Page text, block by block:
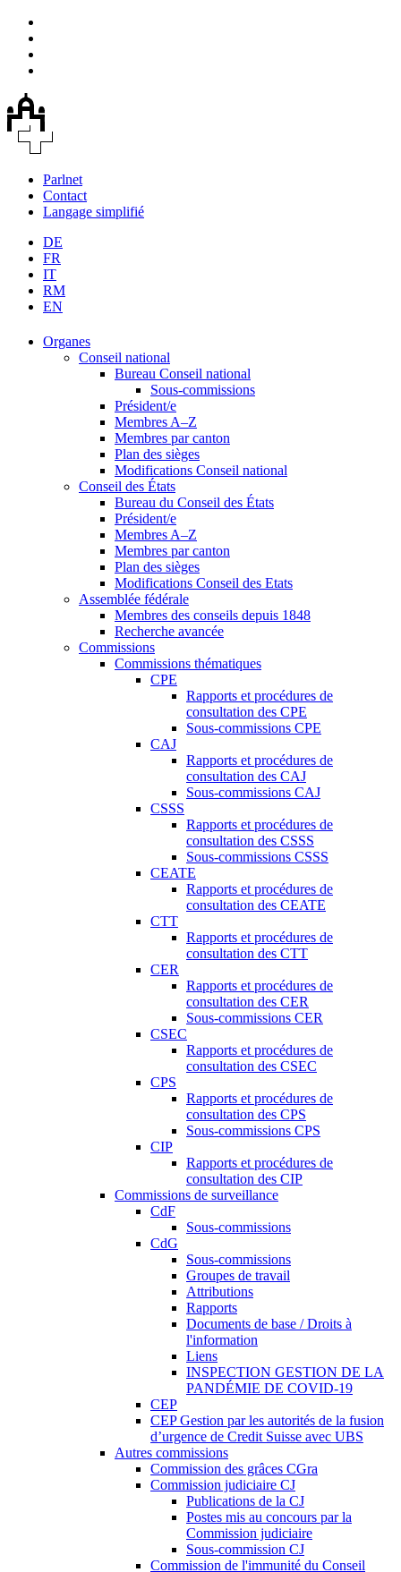
Parlnet
Contact
Langage simplifié
DE
FR
IT
RM
EN
Organes
Conseil national
Bureau Conseil national
Sous-commissions
Président/e
Membres A–Z
Membres par canton
Plan des sièges
Modifications Conseil national
Conseil des États
Bureau du Conseil des États
Président/e
Membres A–Z
Membres par canton
Plan des sièges
Modifications Conseil des Etats
Assemblée fédérale
Membres des conseils depuis 1848
Recherche avancée
Commissions
Commissions thématiques
CPE
Rapports et procédures de
consultation des CPE
Sous-commissions CPE
CAJ
Rapports et procédures de
consultation des CAJ
Sous-commissions CAJ
CSSS
Rapports et procédures de
consultation des CSSS
Sous-commissions CSSS
CEATE
Rapports et procédures de
consultation des CEATE
CTT
Rapports et procédures de
consultation des CTT
CER
Rapports et procédures de
consultation des CER
Sous-commissions CER
CSEC
Rapports et procédures de
consultation des CSEC
CPS
Rapports et procédures de
consultation des CPS
Sous-commissions CPS
CIP
Rapports et procédures de
consultation des CIP
Commissions de surveillance
CdF
Sous-commissions
CdG
Sous-commissions
Groupes de travail
Attributions
Rapports
Documents de base / Droits à
l'information
Liens
INSPECTION GESTION DE LA
PANDÉMIE DE COVID-19
CEP
CEP Gestion par les autorités de la fusion
d’urgence de Credit Suisse avec UBS
Autres commissions
Commission des grâces CGra
Commission judiciaire CJ
Publications de la CJ
Postes mis au concours par la
Commission judiciaire
Sous-commission CJ
Commission de l'immunité du Conseil